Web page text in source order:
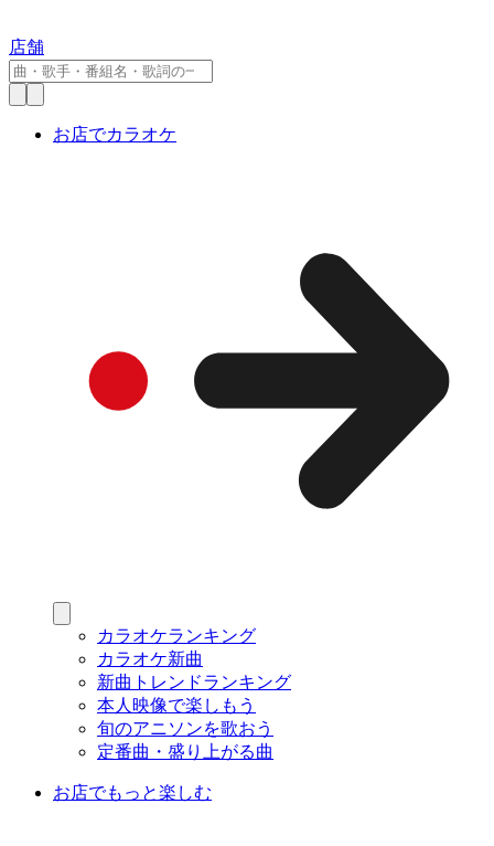
店舗
お店でカラオケ
カラオケランキング
カラオケ新曲
新曲トレンドランキング
本人映像で楽しもう
旬のアニソンを歌おう
定番曲・盛り上がる曲
お店でもっと楽しむ